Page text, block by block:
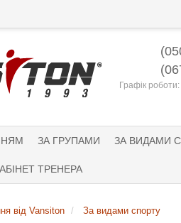
Графік
ЗА ГРУПАМИ ЗА ВИДАМИ
ТРЕНЕРА
від Vansiton За видами спорту